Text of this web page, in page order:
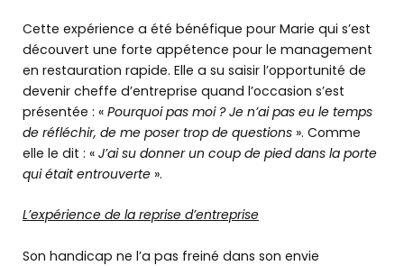
Formulaire de contact
DécouvrirBGE
Notreaccompagnement
Nos solutions
Cette expérience a été bénéfique pour Marie qui s’est
découvert une forte appétence pour le management
en restauration rapide. Elle a su saisir l’opportunité de
devenir cheffe d’entreprise quand l’occasion s’est
présentée : « Pourquoi pas moi ? Je n’ai pas eu le temps
de réfléchir, de me poser trop de questions ». Comme
elle le dit : « J’ai su donner un coup de pied dans la porte
qui était entrouverte ».
L’expérience de la reprise d’entreprise
Son handicap ne l’a pas freiné dans son envie